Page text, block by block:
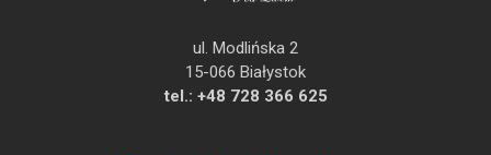
ul. Modlińska 2
15-066 Białystok
tel.: +48 728 366 625